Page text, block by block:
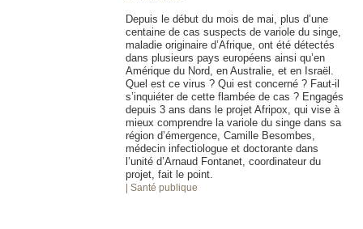
Depuis le début du mois de mai, plus d’une
centaine de cas suspects de variole du singe,
maladie originaire d’Afrique, ont été détectés
dans plusieurs pays européens ainsi qu’en
Amérique du Nord, en Australie, et en Israël.
Quel est ce virus ? Qui est concerné ? Faut-il
s’inquiéter de cette flambée de cas ? Engagés
depuis 3 ans dans le projet Afripox, qui vise à
mieux comprendre la variole du singe dans sa
région d’émergence, Camille Besombes,
médecin infectiologue et doctorante dans
l’unité d’Arnaud Fontanet, coordinateur du
projet, fait le point.
| Santé publique